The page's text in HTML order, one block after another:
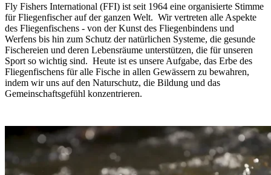
Fly Fishers International (FFI) ist seit 1964 eine organisierte Stimme
für Fliegenfischer auf der ganzen Welt. Wir vertreten alle Aspekte
des Fliegenfischens - von der Kunst des Fliegenbindens und
Werfens bis hin zum Schutz der natürlichen Systeme, die gesunde
Fischereien und deren Lebensräume unterstützen, die für unseren
Sport so wichtig sind. Heute ist es unsere Aufgabe, das Erbe des
Fliegenfischens für alle Fische in allen Gewässern zu bewahren,
indem wir uns auf den Naturschutz, die Bildung und das
Gemeinschaftsgefühl konzentrieren.